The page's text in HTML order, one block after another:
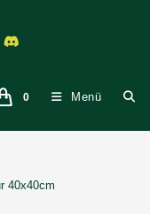
0 Menü
40x40cm